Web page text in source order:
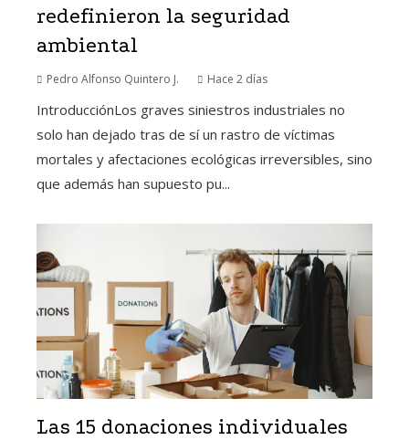
redefinieron la seguridad
ambiental
Pedro Alfonso Quintero J. Hace 2 días
IntroducciónLos graves siniestros industriales no
solo han dejado tras de sí un rastro de víctimas
mortales y afectaciones ecológicas irreversibles, sino
que además han supuesto pu...
Las 15 donaciones individuales